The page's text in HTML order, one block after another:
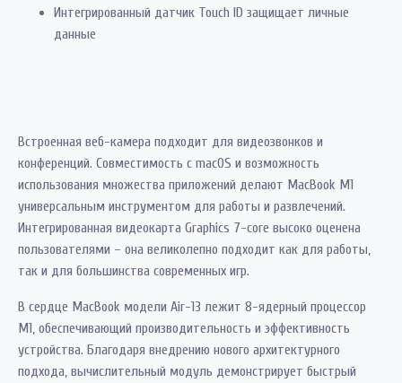
Интегрированный датчик Touch ID защищает личные
данные
Встроенная веб-камера подходит для видеозвонков и
конференций. Совместимость с macOS и возможность
использования множества приложений делают MacBook M1
универсальным инструментом для работы и развлечений.
Интегрированная видеокарта Graphics 7-core высоко оценена
пользователями – она великолепно подходит как для работы,
так и для большинства современных игр.
В сердце MacBook модели Air-13 лежит 8-ядерный процессор
M1, обеспечивающий производительность и эффективность
устройства. Благодаря внедрению нового архитектурного
подхода, вычислительный модуль демонстрирует быстрый